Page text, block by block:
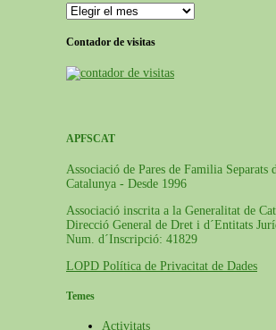
Arxiu
de
publicacions
Contador de visitas
APFSCAT
Associació de Pares de Familia Separats
Catalunya - Desde 1996
Associació inscrita a la Generalitat de
Direcció General de Dret i d´Entitats
Num. d´Inscripció: 41829
LOPD Política de Privacitat de Dades
Temes
Activitats